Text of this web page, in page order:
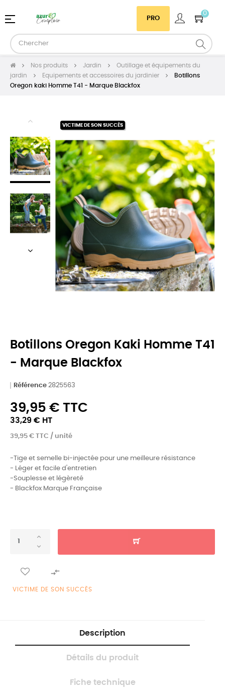
PRO
0
Basculer
navigation
☰
Nos produits Jardin
Outillage et équipements du
jardin
Equipements et accessoires du jardinier
Botillons
Oregon kaki Homme T41 - Marque Blackfox
VICTIME DE SON SUCCÈS
Botillons Oregon Kaki Homme T41
- Marque Blackfox
Référence 2825563
39,95 € TTC
33,29 € HT
39,95 € TTC / unité
-Tige et semelle bi-injectée pour une meilleure résistance
- Léger et facile d'entretien
-Souplesse et légèreté
- Blackfox Marque Française

VICTIME DE SON SUCCÈS
Description
Détails du produit
Fiche technique